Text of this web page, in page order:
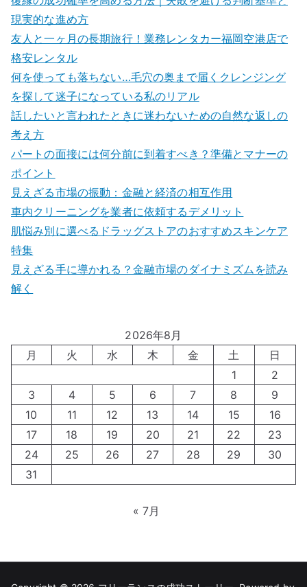
現実的な進め方
友人と一ヶ月の長期旅行！業務レンタカー福岡空港店で
格安レンタル
何を使っても落ちない…毛穴の奥まで届くクレンジング
を探して迷子になっている私のリアル
話したいと言われたときに迷わないための自然な返しの
考え方
パートの面接には何分前に到着すべき？準備とマナーの
ポイント
見えざる市場の振動：金融と経済の相互作用
車内クリーニングを業者に依頼するデメリット
肌悩み別に選べるドラッグストアのおすすめスキンケア
特集
見えざる手に導かれる？金融市場のダイナミズムを読み
解く
2026年8月
月
火 水 木 金 土
日
1
2
3
4 5 6 7 8
9
10
11 12 13 14 15
16
17
18 19 20 21 22
23
24
25 26 27 28 29
30
31
« 7月